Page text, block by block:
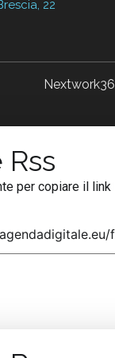
22
per copiare il link